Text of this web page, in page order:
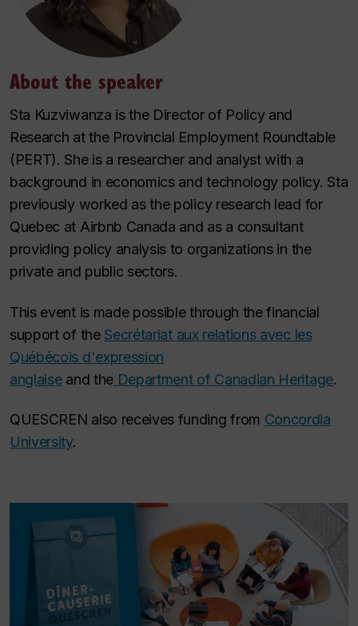
About the speaker
Sta Kuzviwanza is the Director of Policy and
Research at the Provincial Employment Roundtable
(PERT). She is a researcher and analyst with a
background in economics and technology policy. Sta
previously worked as the policy research lead for
Quebec at Airbnb Canada and as a consultant
providing policy analysis to organizations in the
private and public sectors.
This event is made possible through the financial
support of the Secrétariat aux relations avec les
Québécois d'expression
anglaise and theDepartment of Canadian Heritage.
QUESCREN also receives funding from Concordia
University.